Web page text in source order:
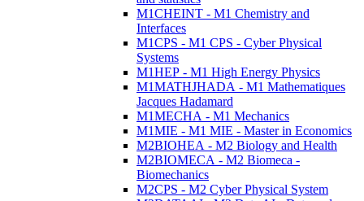
M1CHEINT - M1 Chemistry and
Interfaces
M1CPS - M1 CPS - Cyber Physical
Systems
M1HEP - M1 High Energy Physics
M1MATHJHADA - M1 Mathematiques
Jacques Hadamard
M1MECHA - M1 Mechanics
M1MIE - M1 MIE - Master in Economics
M2BIOHEA - M2 Biology and Health
M2BIOMECA - M2 Biomeca -
Biomechanics
M2CPS - M2 Cyber Physical System